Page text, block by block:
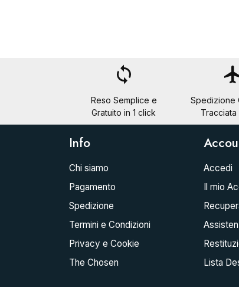
loop
Reso Semplice e
Gratuito in 1 click
Spedizione
Tracciata
Info
Chi siamo
Pagamento
Spedizione
Termini e Condizioni
Privacy e Cookie
The Chosen
Accedi
Il mio
Lista